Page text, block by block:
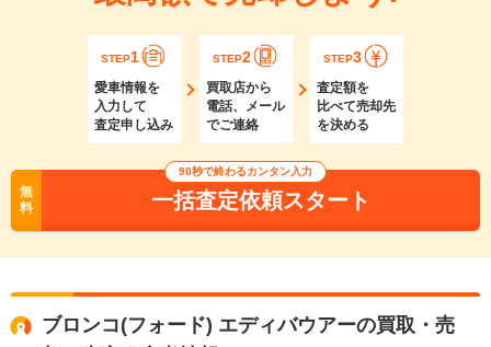
STEP1
愛車情報を
入力して
査定申し込み
STEP2
買取店から
電話、メール
でご連絡
STEP3
査定額を
比べて売却先
を決める
無
料
90秒で終わるカンタン入力
一括査定依頼スタート
ブロンコ(フォード) エディバウアーの買取・売